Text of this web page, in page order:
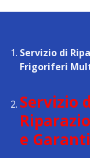
Servizio di
Frigoriferi
Servizio
e